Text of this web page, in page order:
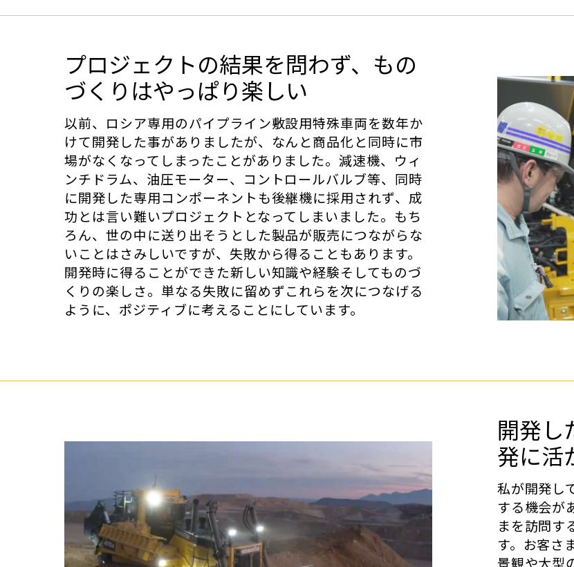
プロジェクトの結果を問わず、もの
づくりはやっぱり楽しい
以前、ロシア専用のパイプライン敷設用特殊車両を数年か
けて開発した事がありましたが、なんと商品化と同時に市
場がなくなってしまったことがありました。減速機、ウィ
ンチドラム、油圧モーター、コントロールバルブ等、同時
に開発した専用コンポーネントも後継機に採用されず、成
功とは言い難いプロジェクトとなってしまいました。もち
ろん、世の中に送り出そうとした製品が販売につながらな
いことはさみしいですが、失敗から得ることもあります。
開発時に得ることができた新しい知識や経験そしてものづ
くりの楽しさ。単なる失敗に留めずこれらを次につなげる
ように、ポジティブに考えることにしています。
開発し
発に活
私が開発し
する機会が
まを訪問す
す。お客さ
景観や大型